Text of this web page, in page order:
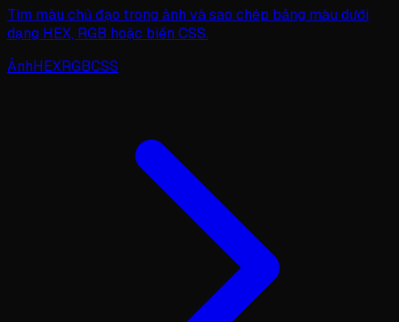
Tìm màu chủ đạo trong ảnh và sao chép bảng màu dưới
dạng HEX, RGB hoặc biến CSS.
ẢnhHEXRGBCSS